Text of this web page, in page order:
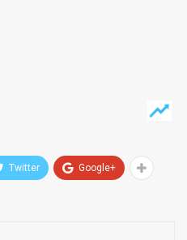
Twitter Google+